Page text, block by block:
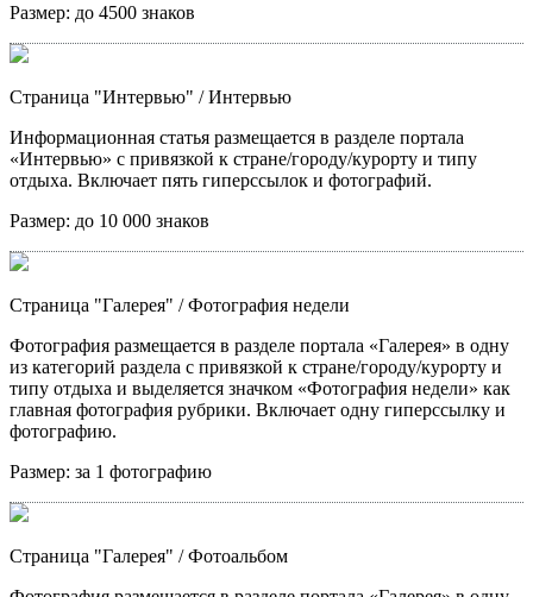
Размер: до 4500 знаков
Страница "Интервью" / Интервью
Информационная статья размещается в разделе портала
«Интервью» с привязкой к стране/городу/курорту и типу
отдыха. Включает пять гиперссылок и фотографий.
Размер: до 10 000 знаков
Страница "Галерея" / Фотография недели
Фотография размещается в разделе портала «Галерея» в одну
из категорий раздела с привязкой к стране/городу/курорту и
типу отдыха и выделяется значком «Фотография недели» как
главная фотография рубрики. Включает одну гиперссылку и
фотографию.
Размер: за 1 фотографию
Страница "Галерея" / Фотоальбом